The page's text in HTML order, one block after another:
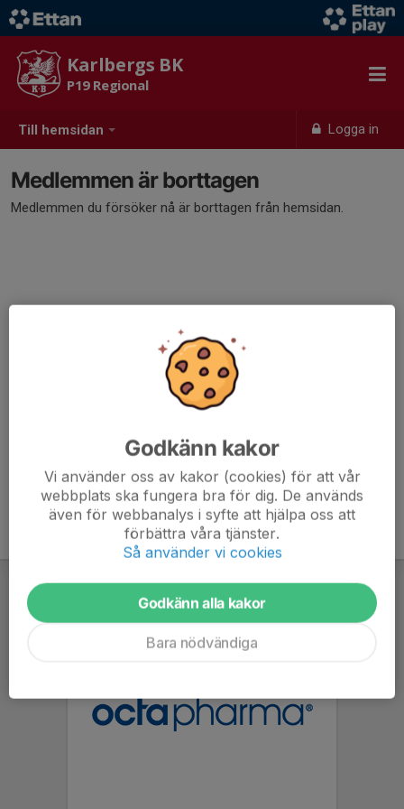
Till hemsidan Logga in
Karlbergs BK
P19 Regional
Medlemmen är borttagen
Medlemmen du försöker nå är borttagen från hemsidan.
Godkänn kakor
Vi använder oss av kakor (cookies) för att vår
webbplats ska fungera bra för dig. De används
även för webbanalys i syfte att hjälpa oss att
förbättra våra tjänster.
Så använder vi cookies
Godkänn alla kakor
Bara nödvändiga